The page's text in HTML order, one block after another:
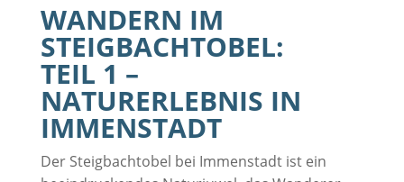
WANDERN IM
STEIGBACHTOBEL:
TEIL 1 –
NATURERLEBNIS IN
IMMENSTADT
Der Steigbachtobel bei Immenstadt ist ein